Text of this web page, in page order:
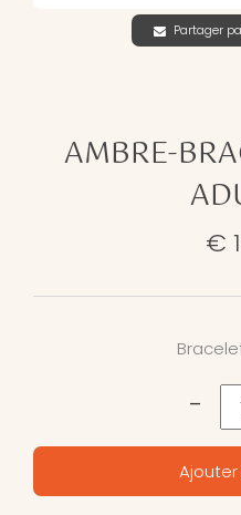
Partager
AMBRE-
€
-
Ajouter